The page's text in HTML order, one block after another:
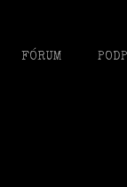
FÓRUM